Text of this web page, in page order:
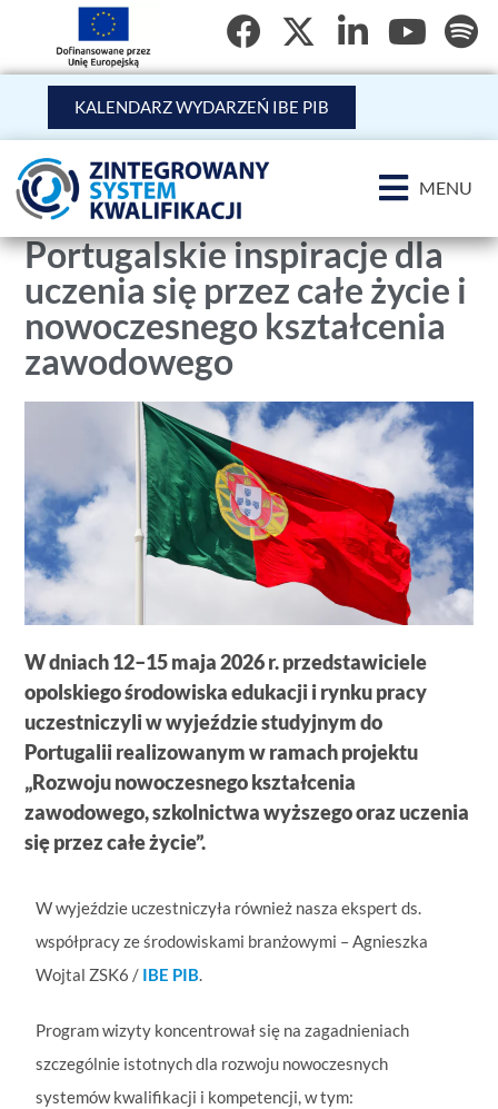
KALENDARZ WYDARZEŃ IBE PIB
MENU
Portugalskie inspiracje dla
uczenia się przez całe życie i
nowoczesnego kształcenia
zawodowego
W dniach 12–15 maja 2026 r. przedstawiciele
opolskiego środowiska edukacji i rynku pracy
uczestniczyli w wyjeździe studyjnym do
Portugalii realizowanym w ramach projektu
„Rozwoju nowoczesnego kształcenia
zawodowego, szkolnictwa wyższego oraz uczenia
się przez całe życie”.
W wyjeździe uczestniczyła również nasza ekspert ds.
współpracy ze środowiskami branżowymi – Agnieszka
Wojtal ZSK6 / IBE PIB.
Program wizyty koncentrował się na zagadnieniach
szczególnie istotnych dla rozwoju nowoczesnych
systemów kwalifikacji i kompetencji, w tym: